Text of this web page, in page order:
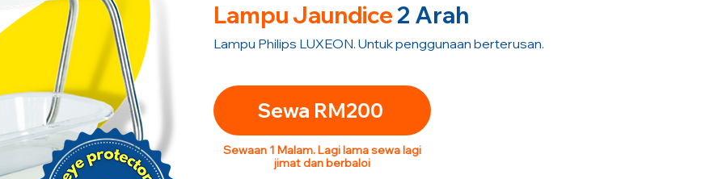
Lampu Jaundice2 Arah
Lampu Philips LUXEON. Untuk penggunaan berterusan.
Sewa RM200
Sewaan 1 Malam. Lagi lama sewa lagi
jimat dan berbaloi